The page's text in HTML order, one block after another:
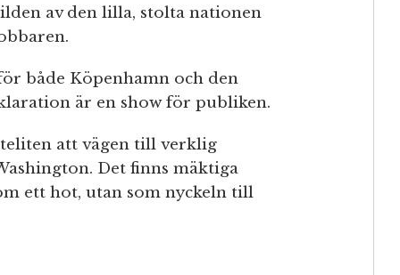
av den lilla, stolta nationen
både Köpenhamn och den
är en show för publiken.
att vägen till verklig
Det finns mäktiga
ett hot, utan som nyckeln till